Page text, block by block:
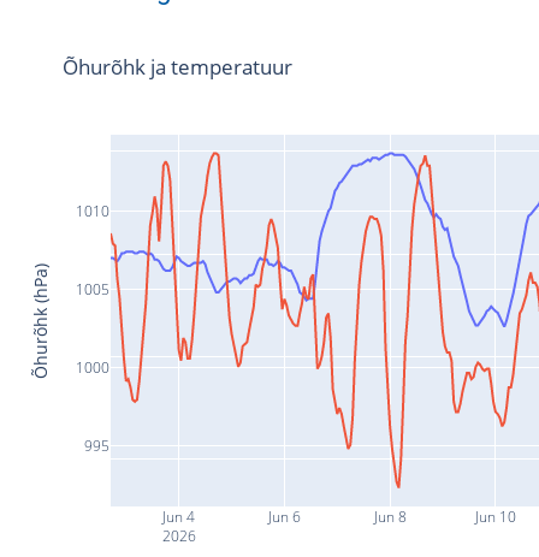
Jun 4
2026
Jun 6 Jun 8 Jun 10
995
1000
1005
1010
Õhurõhk ja temperatuur
Õhurõhk (hPa)